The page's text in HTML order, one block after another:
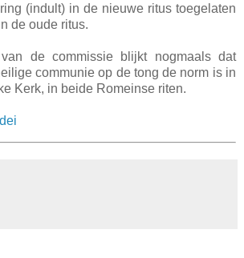
(indult) in de nieuwe ritus toegelaten
de oude ritus.
de commissie blijkt nogmaals dat
communie op de tong de norm is in
Kerk, in beide Romeinse riten.